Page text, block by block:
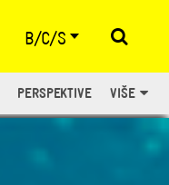
B/C/S
PERSPEKTIVE VIŠE